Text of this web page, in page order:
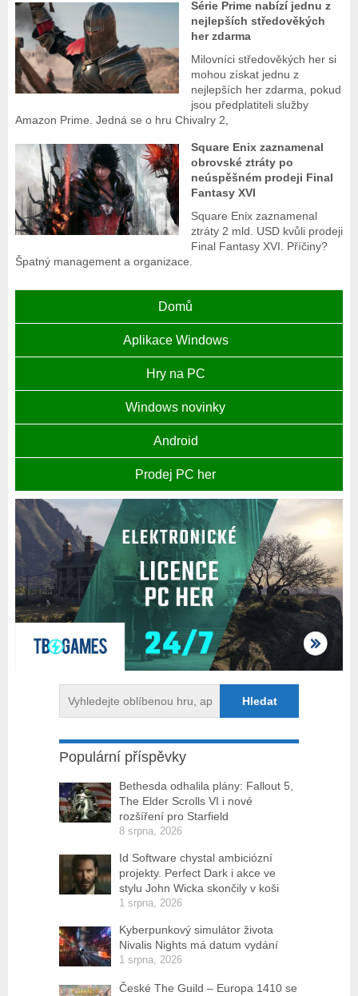
Série Prime nabízí jednu z
nejlepších středověkých
her zdarma
Milovníci středověkých her si
mohou získat jednu z
nejlepších her zdarma, pokud
jsou předplatiteli služby
Amazon Prime. Jedná se o hru Chivalry 2,
Square Enix zaznamenal
obrovské ztráty po
neúspěšném prodeji Final
Fantasy XVI
Square Enix zaznamenal
ztráty 2 mld. USD kvůli prodeji
Final Fantasy XVI. Příčiny?
Špatný management a organizace.
Domů
Aplikace Windows
Hry na PC
Windows novinky
Android
Prodej PC her
Populární příspěvky
Bethesda odhalila plány: Fallout 5,
The Elder Scrolls VI i nové
rozšíření pro Starfield
8 srpna, 2026
Id Software chystal ambiciózní
projekty. Perfect Dark i akce ve
stylu John Wicka skončily v koši
1 srpna, 2026
Kyberpunkový simulátor života
Nivalis Nights má datum vydání
1 srpna, 2026
České The Guild – Europa 1410 se